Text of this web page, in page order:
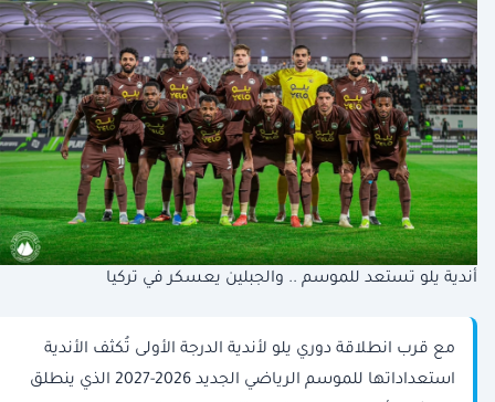
أندية يلو تستعد للموسم .. والجبلين يعسكر في تركيا
مع قرب انطلاقة دوري يلو لأندية الدرجة الأولى تُكثف الأندية
استعداداتها للموسم الرياضي الجديد 2026-2027 الذي ينطلق